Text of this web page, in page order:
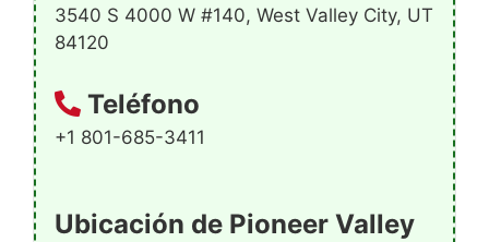
3540 S 4000 W #140, West Valley City, UT
84120
Teléfono
+1 801-685-3411
Ubicación de Pioneer Valley